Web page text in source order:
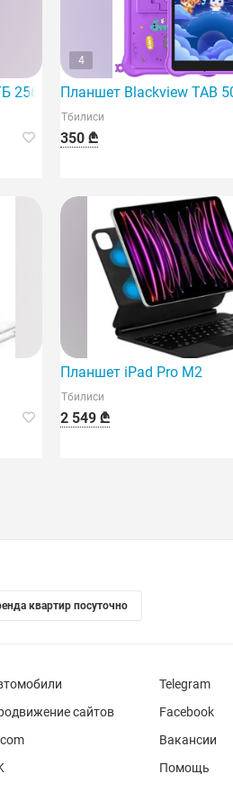
и чехлом
256 ГБ со стилусом, цвет Luna
4
Планшет Blackview TAB
Тбилиси
350 ₾
Планшет iPad Pro M2
Тбилиси
2 549 ₾
квартир посуточно
сайтов
Telegram
Facebook
Вакансии
Помощь